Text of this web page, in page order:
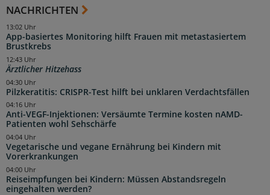
NACHRICHTEN
App-basiertes Monitoring hilft Frauen mit metastasiertem
Brustkrebs
13:02 Uhr
Ärztlicher Hitzehass
12:43 Uhr
Pilzkeratitis: CRISPR-Test hilft bei unklaren Verdachtsfällen
04:30 Uhr
Anti-VEGF-Injektionen: Versäumte Termine kosten nAMD-
Patienten wohl Sehschärfe
04:16 Uhr
Vegetarische und vegane Ernährung bei Kindern mit
Vorerkrankungen
04:04 Uhr
Reiseimpfungen bei Kindern: Müssen Abstandsregeln
eingehalten werden?
04:00 Uhr